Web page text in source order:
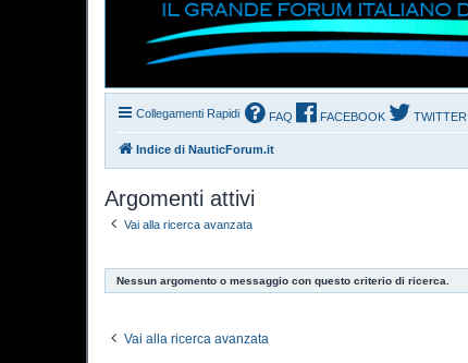
Collegamenti Rapidi FAQ FACEBOOK TWITTER
Indice di NauticForum.it
Argomenti attivi
Vai alla ricerca avanzata
Nessun argomento o messaggio con questo criterio di ricerca.
Vai alla ricerca avanzata